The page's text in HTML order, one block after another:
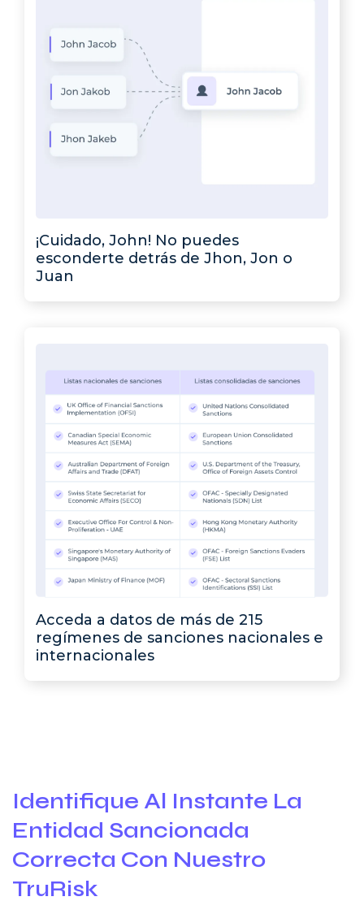
¡Cuidado, John! No puedes
esconderte detrás de Jhon, Jon o
Juan
Acceda a datos de más de 215
regímenes de sanciones nacionales e
internacionales
Identifique Al Instante La
Entidad Sancionada
Correcta Con Nuestro
TruRisk